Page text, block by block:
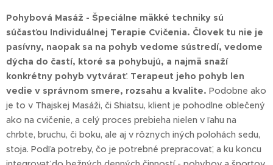
Pohybová Masáž - Špeciálne mäkké techniky sú
súčasťou Individuálnej Terapie Cvičenia. Človek tu nie je
pasívny, naopak sa na pohyb vedome sústredí, vedome
dýcha do častí, ktoré sa pohybujú, a najmä snaží
konkrétny pohyb vytvárať. Terapeut jeho pohyb len
vedie v správnom smere, rozsahu a kvalite. Podobne ako
je to v Thajskej Masáži, či Shiatsu, klient je pohodlne oblečený
ako na cvičenie, a celý proces prebieha nielen v ľahu na
chrbte, bruchu, či boku, ale aj v rôznych iných polohách sedu,
stoja. Podľa potreby, čo je potrebné prepracovať, a ku koncu